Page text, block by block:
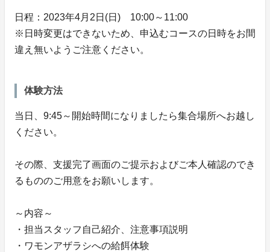
日程：2023年4月2日(日) 10:00～11:00
※日時変更はできないため、申込むコースの日時をお間
違え無いようご注意ください。
体験方法
当日、9:45～開始時間になりましたら集合場所へお越し
ください。
その際、支援完了画面のご提示およびご本人確認のでき
るもののご用意をお願いします。
～内容～
・担当スタッフ自己紹介、注意事項説明
・ワモンアザラシへの給餌体験